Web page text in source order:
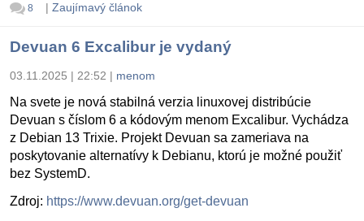
8 | Zaujímavý článok
Devuan 6 Excalibur je vydaný
03.11.2025 | 22:52 | menom
Na svete je nová stabilná verzia linuxovej distribúcie
Devuan s číslom 6 a kódovým menom Excalibur. Vychádza
z Debian 13 Trixie. Projekt Devuan sa zameriava na
poskytovanie alternatívy k Debianu, ktorú je možné použiť
bez SystemD.
Zdroj: https://www.devuan.org/get-devuan